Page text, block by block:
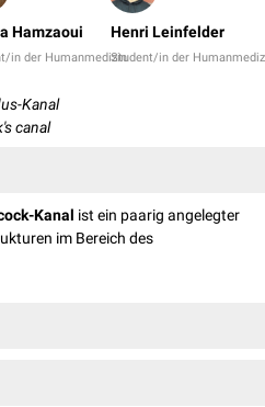
Hamzaoui
in der Humanmedizin
Henri Leinfelder
Student/in der
Kanal
canal
Kanal ist ein paarig angelegter
im Bereich des